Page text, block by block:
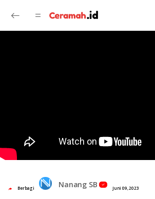
Langsung ke konten utama
Berbagi Nanang SB Juni 09, 2023